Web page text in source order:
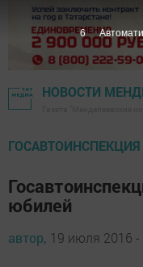
НОВОСТИ
ГОСАВТОИНСПЕКЦИЯ
юбилей
автор, 19 июля 2016 -
5